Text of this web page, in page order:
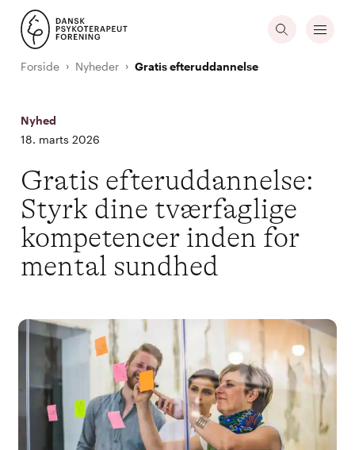
Forside Nyheder Gratis efteruddannelse
Nyhed
18. marts 2026
Gratis efteruddannelse:
Styrk dine tværfaglige
kompetencer inden for
mental sundhed